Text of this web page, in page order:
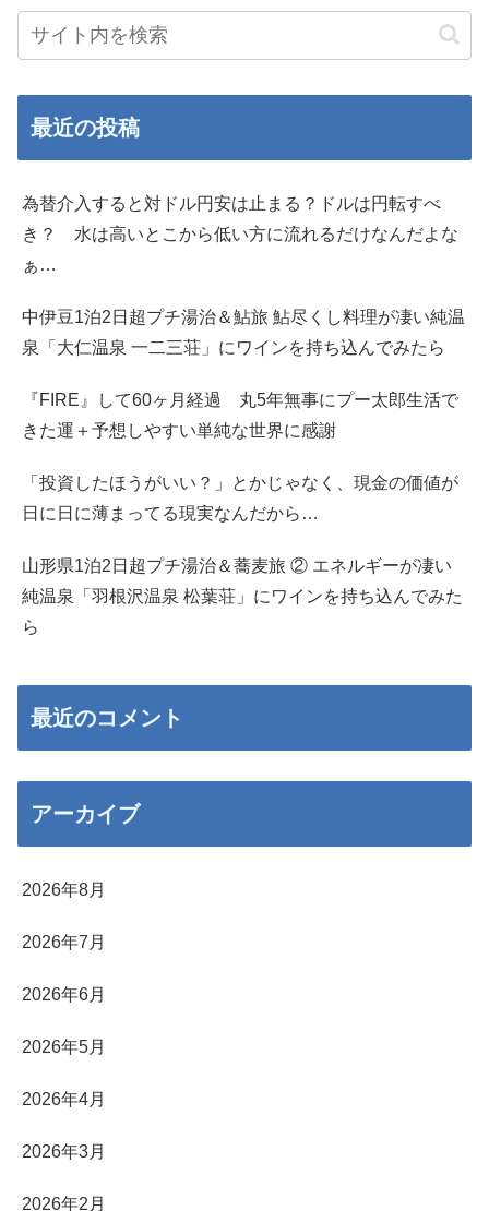
最近の投稿
為替介入すると対ドル円安は止まる？ドルは円転すべ
き？ 水は高いとこから低い方に流れるだけなんだよな
ぁ…
中伊豆1泊2日超プチ湯治＆鮎旅 鮎尽くし料理が凄い純温
泉「大仁温泉 一二三荘」にワインを持ち込んでみたら
『FIRE』して60ヶ月経過 丸5年無事にプー太郎生活で
きた運＋予想しやすい単純な世界に感謝
「投資したほうがいい？」とかじゃなく、現金の価値が
日に日に薄まってる現実なんだから…
山形県1泊2日超プチ湯治＆蕎麦旅 ② エネルギーが凄い
純温泉「羽根沢温泉 松葉荘」にワインを持ち込んでみた
ら
最近のコメント
アーカイブ
2026年8月
2026年7月
2026年6月
2026年5月
2026年4月
2026年3月
2026年2月